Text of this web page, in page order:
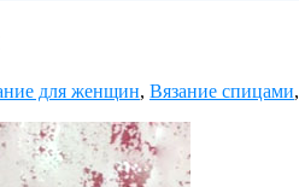
для женщин, Вязание спицами,